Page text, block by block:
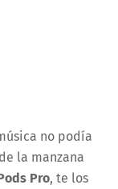
no podía
la manzana
Pro, te los